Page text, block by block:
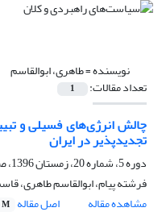
نویسنده =طاهری، ابوالقاسم
تعداد مقالات: 1
چالش انرژی‌های فسیلی و
تجدیدپذیر در ایران
دوره 5، شماره 20، زمستان 1396، صفحه
فرشته پیام، ابوالقاسم طاهری،
مشاهده مقاله
اصل مقاله